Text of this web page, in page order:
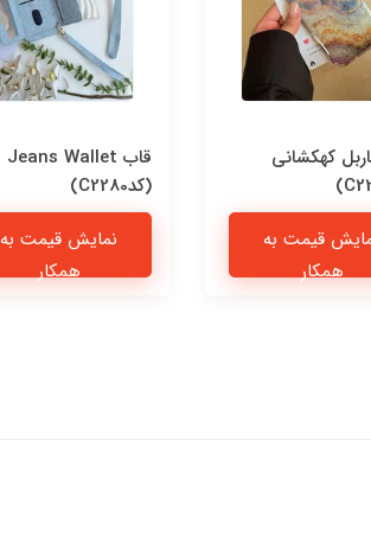
کهکشانی
قیمت به
همکار
قاب Jeans Wallet
(کدC2280)
نمایش قیمت به
همکار